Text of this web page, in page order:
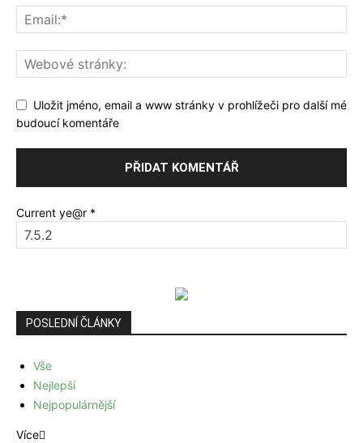
Uložit jméno, email a www stránky v prohlížeči pro další mé
budoucí komentáře
Current ye@r *
POSLEDNÍ ČLÁNKY
Vše
Nejlepší
Nejpopulárnější
Více